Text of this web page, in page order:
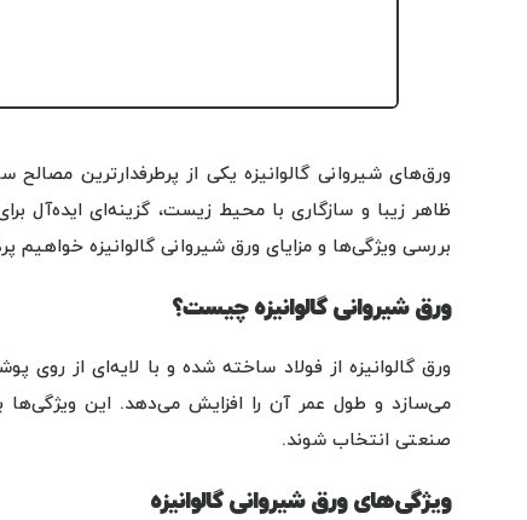
ورق‌های شیروانی گالوانیزه یکی از پرطرفدارترین
ظاهر زیبا و سازگاری با محیط زیست، گزینه‌ای ایده‌آل
بررسی ویژگی‌ها و مزایای ورق شیروانی گالوانیزه خواهیم
ورق شیروانی گالوانیزه چیست؟
ورق گالوانیزه از فولاد ساخته شده و با لایه‌ای از روی
می‌سازد و طول عمر آن را افزایش می‌دهد. این
صنعتی انتخاب شوند.
ویژگی‌های ورق شیروانی گالوانیزه